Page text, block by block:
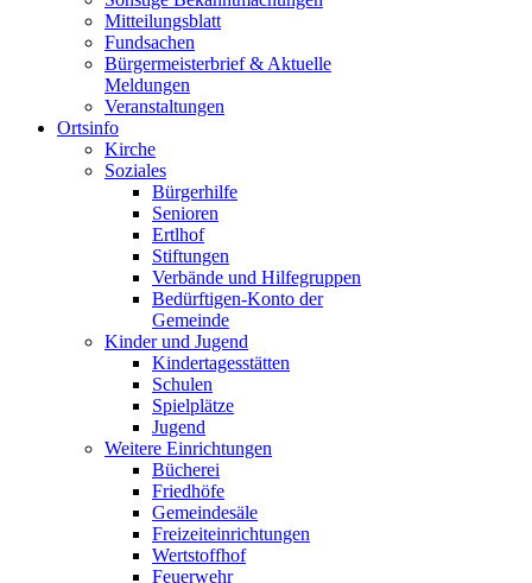
Mitteilungsblatt
Fundsachen
Bürgermeisterbrief & Aktuelle
Meldungen
Veranstaltungen
Ortsinfo
Kirche
Soziales
Bürgerhilfe
Senioren
Ertlhof
Stiftungen
Verbände und Hilfegruppen
Bedürftigen-Konto der
Gemeinde
Kinder und Jugend
Kindertagesstätten
Schulen
Spielplätze
Jugend
Weitere Einrichtungen
Bücherei
Friedhöfe
Gemeindesäle
Freizeiteinrichtungen
Wertstoffhof
Feuerwehr